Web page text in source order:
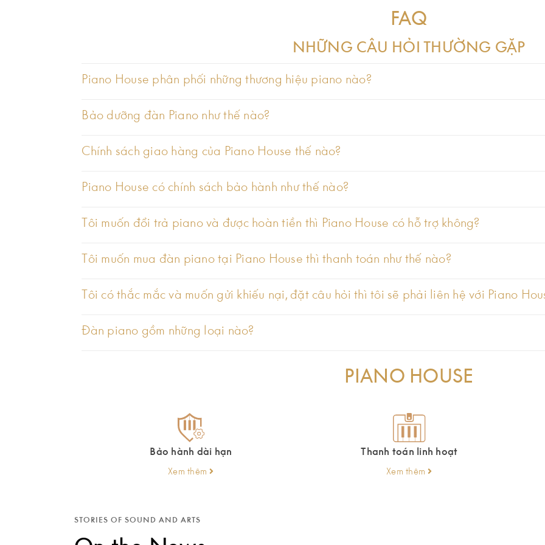
dũng cảm và thách thức để thu hút những người mới từ một xã hội cởi mở bước vào thế giới âm nhạc kỹ thuật số”.
Tiêu chuẩn để đo lường từng nhạc cụ là âm thanh của nó. Và đây chính là ưu điểm lớn nhất của Piano Mayga, nhà sản
viên có trình độ chuyên môn cao.
Vì vậy, mỗi âm thanh của Piano Mayga đều tạo ra âm thanh đẹp đẽ làm rung động lòng người, và việc tạo ra những âm
Có lẽ cụ thể hơn phải kể đến bàn phím đàn piano, đây là một trong những bộ phận cốt lõi của một chiếc đàn piano
FAQ
NHỮNG CÂU HỎI THƯỜNG GẶP
Piano House phân phối những thương hiệu piano nào?
Bảo dưỡng đàn Piano như thế nào?
Chính sách giao hàng của Piano House thế nào?
Piano House có chính sách bảo hành như thế nào?
Tôi muốn đổi trả piano và được hoàn tiền thì Piano House có hỗ trợ không?
Tôi muốn mua đàn piano tại Piano House thì thanh toán như thế nào?
Tôi có thắc mắc và muốn gửi khiếu nại, đặt câu hỏi thì tôi sẽ phải liên hệ với Piano
Đàn piano gồm những loại nào?
PIANO HOUSE
Bảo hành dài hạn
Xem thêm
Thanh toán linh hoạt
Xem thêm
STORIES OF SOUND AND ARTS